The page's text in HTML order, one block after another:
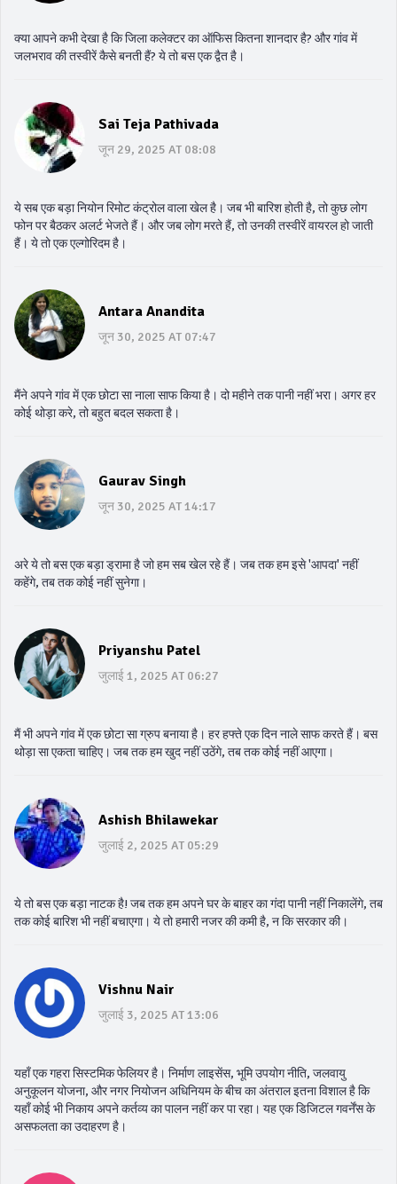
क्या आपने कभी देखा है कि जिला कलेक्टर का ऑफिस कितना शानदार है? और गांव में
जलभराव की तस्वीरें कैसे बनती हैं? ये तो बस एक द्वैत है।
Sai Teja Pathivada
जून 29, 2025 AT 08:08
ये सब एक बड़ा नियोन रिमोट कंट्रोल वाला खेल है। जब भी बारिश होती है, तो कुछ लोग
फोन पर बैठकर अलर्ट भेजते हैं। और जब लोग मरते हैं, तो उनकी तस्वीरें वायरल हो जाती
हैं। ये तो एक एल्गोरिदम है।
Antara Anandita
जून 30, 2025 AT 07:47
मैंने अपने गांव में एक छोटा सा नाला साफ किया है। दो महीने तक पानी नहीं भरा। अगर हर
कोई थोड़ा करे, तो बहुत बदल सकता है।
Gaurav Singh
जून 30, 2025 AT 14:17
अरे ये तो बस एक बड़ा ड्रामा है जो हम सब खेल रहे हैं। जब तक हम इसे 'आपदा' नहीं
कहेंगे, तब तक कोई नहीं सुनेगा।
Priyanshu Patel
जुलाई 1, 2025 AT 06:27
मैं भी अपने गांव में एक छोटा सा ग्रुप बनाया है। हर हफ्ते एक दिन नाले साफ करते हैं। बस
थोड़ा सा एकता चाहिए। जब तक हम खुद नहीं उठेंगे, तब तक कोई नहीं आएगा।
Ashish Bhilawekar
जुलाई 2, 2025 AT 05:29
ये तो बस एक बड़ा नाटक है! जब तक हम अपने घर के बाहर का गंदा पानी नहीं निकालेंगे, तब
तक कोई बारिश भी नहीं बचाएगा। ये तो हमारी नजर की कमी है, न कि सरकार की।
Vishnu Nair
जुलाई 3, 2025 AT 13:06
यहाँ एक गहरा सिस्टमिक फेलियर है। निर्माण लाइसेंस, भूमि उपयोग नीति, जलवायु
अनुकूलन योजना, और नगर नियोजन अधिनियम के बीच का अंतराल इतना विशाल है कि
यहाँ कोई भी निकाय अपने कर्तव्य का पालन नहीं कर पा रहा। यह एक डिजिटल गवर्नेंस के
असफलता का उदाहरण है।